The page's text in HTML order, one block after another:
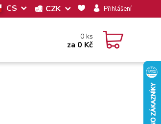
CS CZK Přihlášení
0 ks
za 0 Kč